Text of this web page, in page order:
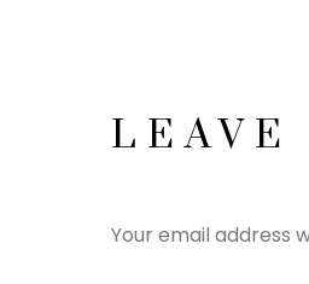
LEAVE
Your email address